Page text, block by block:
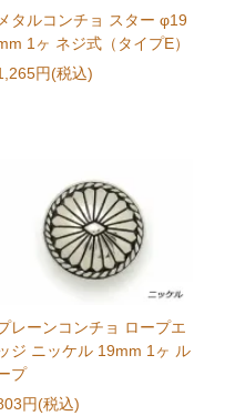
メタルコンチョ スター φ19
1ヶ ネジ式（タイプE）
円(税込)
レーンコンチョ ロープエ
ジ ニッケル 19mm 1ヶ ル
プ
円(税込)